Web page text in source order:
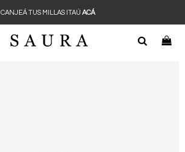
CANJEÁ TUS MILLAS ITAÚ ACÁ